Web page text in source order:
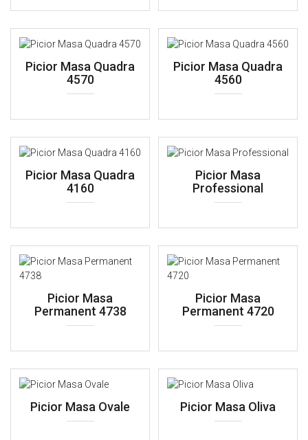
Picior Masa Quadra
4570
Picior Masa Quadra
4560
Picior Masa Quadra
4160
Picior Masa
Professional
Picior Masa
Permanent 4738
Picior Masa
Permanent 4720
Picior Masa Ovale Picior Masa Oliva